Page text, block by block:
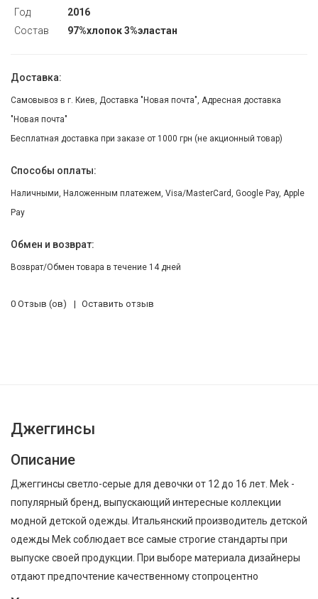
Год
2016
Состав
97%хлопок 3%эластан
Доставка:
Самовывоз в г. Киев, Доставка "Новая почта", Адресная доставка
"Новая почта"
Бесплатная доставка при заказе от 1000 грн (не акционный товар)
Способы оплаты:
Наличными, Наложенным платежем, Visa/MasterCard, Google Pay, Apple
Pay
Обмен и возврат:
Возврат/Обмен товара в течение 14 дней
0 Отзыв (ов) Оставить отзыв
Джеггинсы
Описание
Джеггинсы светло-серые для девочки от 12 до 16 лет. Mek -
популярный бренд, выпускающий интересные коллекции
модной детской одежды. Итальянский производитель детской
одежды Mek соблюдает все самые строгие стандарты при
выпуске своей продукции. При выборе материала дизайнеры
отдают предпочтение качественному стопроцентно